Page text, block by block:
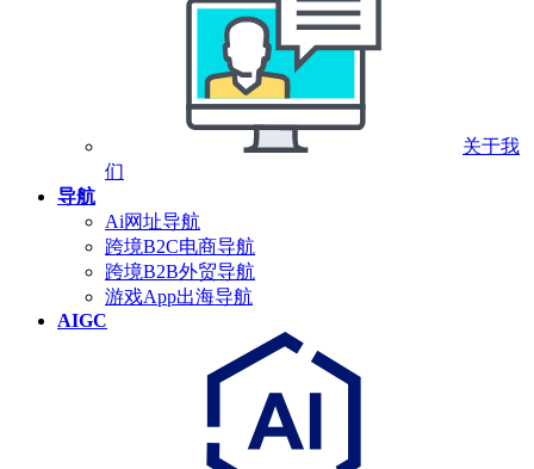
关于我
们
导航
Ai网址导航
跨境B2C电商导航
跨境B2B外贸导航
游戏App出海导航
AIGC